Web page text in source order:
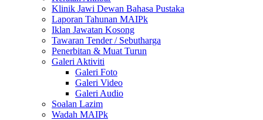
Klinik Jawi Dewan Bahasa Pustaka
Laporan Tahunan MAIPk
Iklan Jawatan Kosong
Tawaran Tender / Sebutharga
Penerbitan & Muat Turun
Galeri Aktiviti
Galeri Foto
Galeri Video
Galeri Audio
Soalan Lazim
Wadah MAIPk